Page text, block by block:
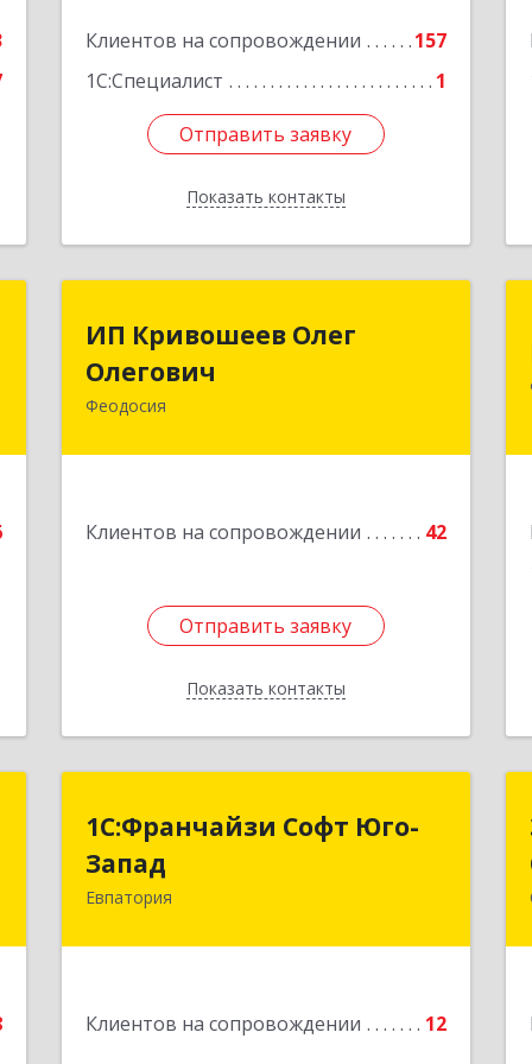
Клиентов на сопровождении
157
1С:Специалист
1
Отправить заявку
Показать контакты
Отправить заявку
Назад
ИП Кривошеев Олег
Олегович
Феодосия
Клиентов на сопровождении 42
Отправить заявку
Показать контакты
Олегович
Отправить заявку
Назад
1С:Франчайзи Софт Юго-
Запад
Евпатория
Клиентов на сопровождении 12
1С:Франчайзи Софт Юго-
Запад
297407, Крым Респ, Евпатория г,